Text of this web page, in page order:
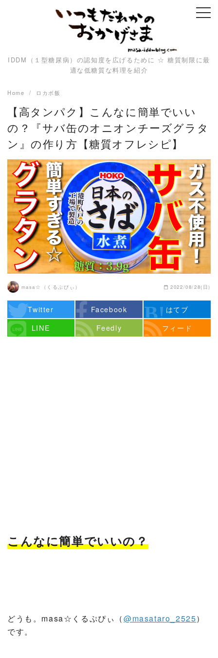
IDDM（１型糖尿病）の認知度を広げるために ☆ 糖質制限に最
適な低糖質な料理を紹介
Home ロカボ飯
【高タンパク】こんなに簡単でいい
の？『サバ缶のオニオンチーズグラタ
ン』の作り方【糖質オフレシピ】
masa☆（くるぷぴぃ） 2022/08/28(日)
Twitter Facebook
はてブ
LINE
Feedly フィード
こんなに簡単でいいの？
どうも。masa☆くるぷぴぃ（@masataro_2525）
です。